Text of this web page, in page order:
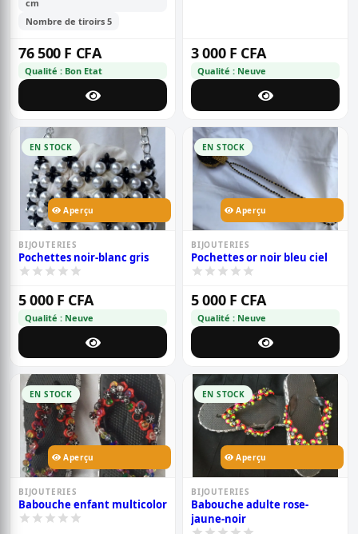
cm
Nombre de tiroirs 5
76 500 F CFA
Qualité : Bon Etat
3 000 F CFA
Qualité : Neuve
EN STOCK
Aperçu
BIJOUTERIES
Pochettes noir-blanc gris
5 000 F CFA
Qualité : Neuve
EN STOCK
Aperçu
BIJOUTERIES
Pochettes or noir bleu ciel
5 000 F CFA
Qualité : Neuve
EN STOCK
Aperçu
BIJOUTERIES
Babouche enfant multicolor
EN STOCK
Aperçu
BIJOUTERIES
Babouche adulte rose-
jaune-noir